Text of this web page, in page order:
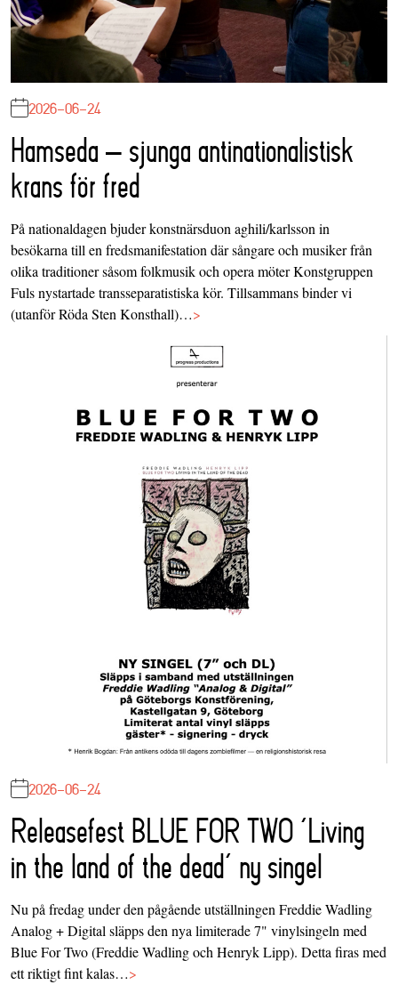
2026-06-24
Hamseda – sjunga antinationalistisk
krans för fred
På nationaldagen bjuder konstnärsduon aghili/karlsson in
besökarna till en fredsmanifestation där sångare och musiker från
olika traditioner såsom folkmusik och opera möter Konstgruppen
Fuls nystartade transseparatistiska kör. Tillsammans binder vi
(utanför Röda Sten Konsthall)…>
2026-06-24
Releasefest BLUE FOR TWO ‘Living
in the land of the dead’ ny singel
Nu på fredag under den pågående utställningen Freddie Wadling
Analog + Digital släpps den nya limiterade 7" vinylsingeln med
Blue For Two (Freddie Wadling och Henryk Lipp). Detta firas med
ett riktigt fint kalas…>